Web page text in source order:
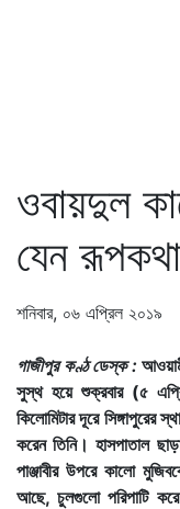
ওবায়দুল
যেন
শনিবার, ০৬ এপ্রিল ২০১৯
গাজীপুর কণ্ঠ ডেস্ক :
সুস্থ হয়ে শুক্রবার (৫
কিলোমিটার দূরে সিঙ্গাপুরের
করেন তিনি। হাসপাতাল
পাঞ্জাবীর উপরে কালো
আছে, চুলগুলো পরিপাটি